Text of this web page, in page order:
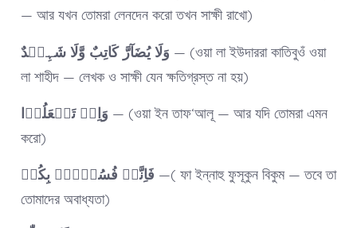
— আর যখন তোমরা লেনদেন করো তখন সাক্ষী রাখো)
وَلَا یُضَآرَّ کَاتِبٌ وَّلَا شَہِیۡدٌ — (ওয়া লা ইউদাররা কাতিবুওঁ ওয়া
লা শাহীদ — লেখক ও সাক্ষী যেন ক্ষতিগ্রস্ত না হয়)
وَاِنۡ تَفۡعَلُوۡا — (ওয়া ইন তাফ‘আলূ — আর যদি তোমরা এমন
করো)
فَاِنَّہٗ فُسُوۡقٌۢ بِکُمۡ —( ফা ইন্নাহু ফুসূকুন বিকুম — তবে তা
তোমাদের অবাধ্যতা)